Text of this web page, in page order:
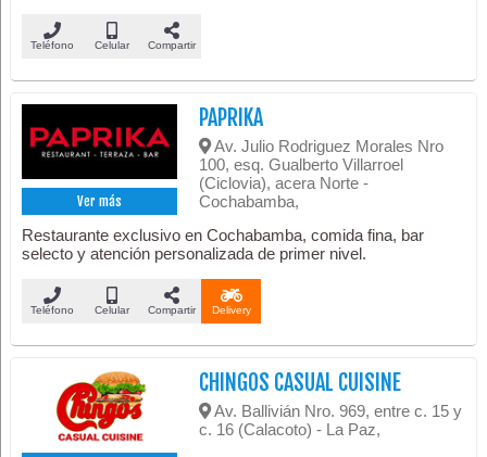
Teléfono Celular Compartir
Ver más
PAPRIKA
Av. Julio Rodriguez Morales Nro
100, esq. Gualberto Villarroel
(Ciclovia), acera Norte -
Cochabamba,
Restaurante exclusivo en Cochabamba, comida fina, bar
selecto y atención personalizada de primer nivel.
Teléfono Celular Compartir Delivery
CHINGOS CASUAL CUISINE
Av. Ballivián Nro. 969, entre c. 15 y
c. 16 (Calacoto) - La Paz,